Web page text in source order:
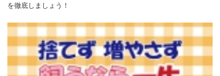
を徹底しましょう！